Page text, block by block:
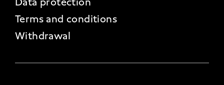
Terms and conditions
Withdrawal